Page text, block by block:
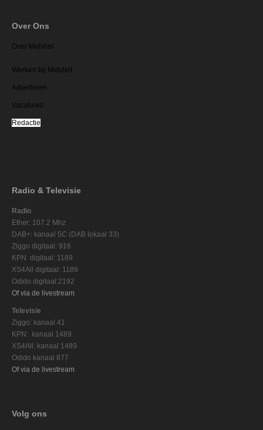
Over Ons
Over Midvliet
Werken bij Midvliet
Adverteren
Vacatures
Redactie
Radio & Televisie
Radio
Ether: 107.2 Mhz
DAB+: kanaal 5C (DAB lokaal 33)
Ziggo digitaal: 916
KPN digitaal: 1189
XS4All digitaal: 1189
Odido digitaal:2192
Of via de livestream
Televisie
Ziggo: kanaal 41
KPN: kanaal 1489
XS4All: kanaal 1489
Odido kanaal 877
Of via de livestream
Volg ons